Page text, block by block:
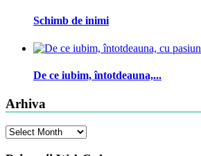
Schimb de inimi
De ce iubim, întotdeauna,...
Arhiva
Arhiva